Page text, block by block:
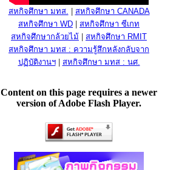
สหกิจศึกษา มทส.
สหกิจศึกษา CANADA
สหกิจศึกษา WD
สหกิจศึกษา ซีเกท
สหกิจศึกษากล้วยไม้
สหกิจศึกษา RMIT
สหกิจศึกษา มทส : ความรู้สึกหลังกลับจาก
ปฏิบัติงานฯ| สหกิจศึกษา มทส : นศ.
Content on this page requires a newer
version of Adobe Flash Player.